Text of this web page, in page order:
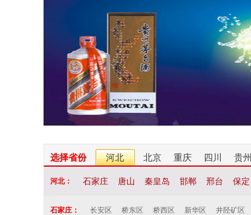
选择省份 河北 北京 重庆 四川 贵州
河北： 石家庄 唐山 秦皇岛 邯郸 邢台 保定
石家庄： 长安区 桥东区 桥西区 新华区 井陉矿区